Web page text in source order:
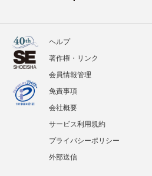
ヘルプ
著作権・リンク
会員情報管理
免責事項
会社概要
サービス利用規約
プライバシーポリシー
外部送信